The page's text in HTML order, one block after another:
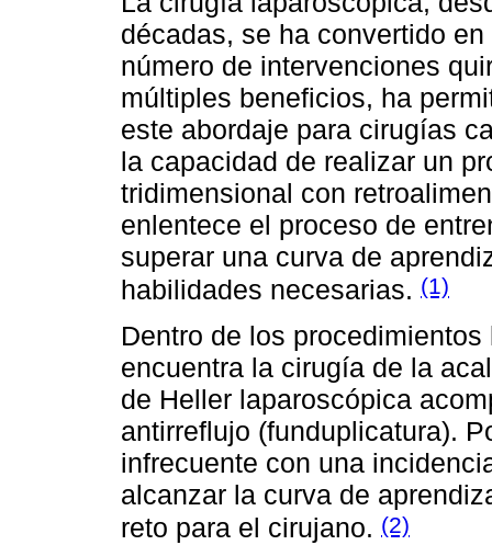
décadas, se ha convertido
número de intervenciones
múltiples beneficios, ha
este abordaje para cirugías
la capacidad de realizar un
tridimensional con
enlentece el proceso de
superar una curva de
habilidades necesarias. (1)
Dentro de los
encuentra la cirugía de la
de Heller laparoscópica
antirreflujo (funduplicatura).
infrecuente con una
alcanzar la curva de
reto para el cirujano. (2)